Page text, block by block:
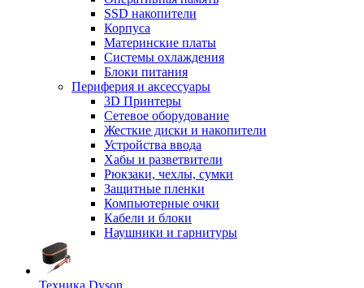
SSD накопители
Корпуса
Материнские платы
Системы охлаждения
Блоки питания
Периферия и аксессуары
3D Принтеры
Сетевое оборудование
Жесткие диски и накопители
Устройства ввода
Хабы и разветвители
Рюкзаки, чехлы, сумки
Защитные пленки
Компьютерные очки
Кабели и блоки
Наушники и гарнитуры
Техника Dyson